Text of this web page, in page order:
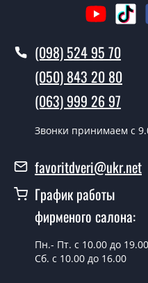
(098) 524 95 70
(050) 843 20 80
(063) 999 26 97
Звонки принимаем c
favoritdveri@ukr.net
График работы
фирменого салона:
Пн.- Пт. с 10.00 до 19.00
Сб. с 10.00 до 16.00